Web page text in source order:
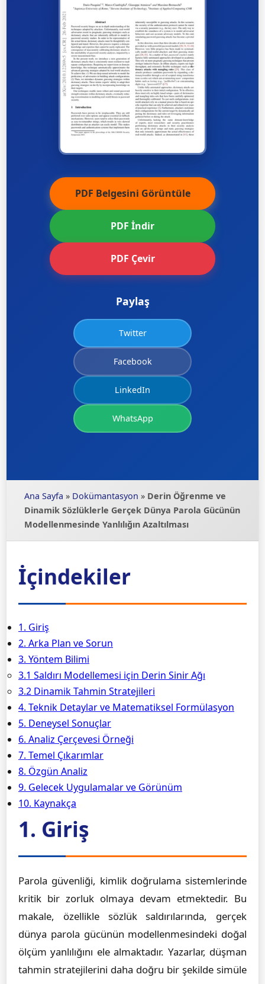
PDF Belgesini Görüntüle
PDF İndir
PDF Çevir
Paylaş
Twitter
Facebook
LinkedIn
WhatsApp
Ana Sayfa » Dokümantasyon » Derin Öğrenme ve
Dinamik Sözlüklerle Gerçek Dünya Parola Gücünün
Modellenmesinde Yanlılığın Azaltılması
İçindekiler
1. Giriş
2. Arka Plan ve Sorun
3. Yöntem Bilimi
3.1 Saldırı Modellemesi için Derin Sinir Ağı
3.2 Dinamik Tahmin Stratejileri
4. Teknik Detaylar ve Matematiksel Formülasyon
5. Deneysel Sonuçlar
6. Analiz Çerçevesi Örneği
7. Temel Çıkarımlar
8. Özgün Analiz
9. Gelecek Uygulamalar ve Görünüm
10. Kaynakça
1. Giriş
Parola güvenliği, kimlik doğrulama sistemlerinde
kritik bir zorluk olmaya devam etmektedir. Bu
makale, özellikle sözlük saldırılarında, gerçek
dünya parola gücünün modellenmesindeki doğal
ölçüm yanlılığını ele almaktadır. Yazarlar, düşman
tahmin stratejilerini daha doğru bir şekilde simüle